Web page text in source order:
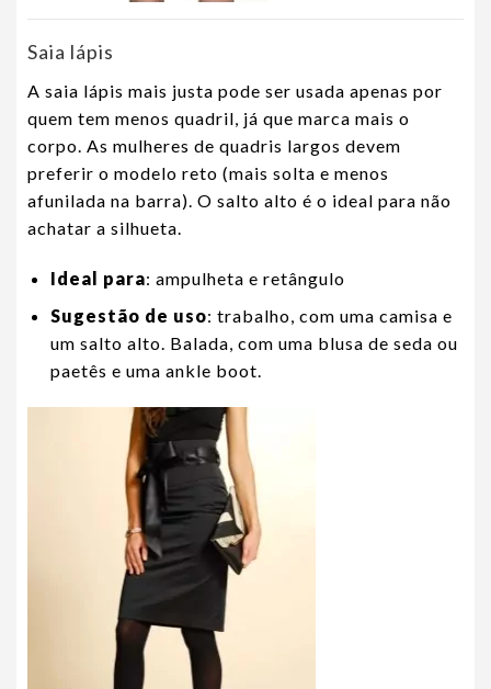
Saia lápis
A saia lápis mais justa pode ser usada apenas por
quem tem menos quadril, já que marca mais o
corpo. As mulheres de quadris largos devem
preferir o modelo reto (mais solta e menos
afunilada na barra). O salto alto é o ideal para não
achatar a silhueta.
Ideal para: ampulheta e retângulo
Sugestão de uso: trabalho, com uma camisa e
um salto alto. Balada, com uma blusa de seda ou
paetês e uma ankle boot.